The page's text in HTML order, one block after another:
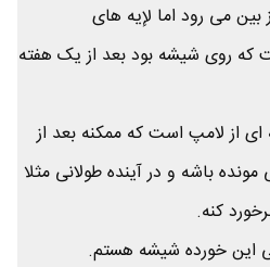
می رود اما لإیه های
که روی شیشه بود بعد از یک هفته
از لامپ است که ممکنه بعد از
باشه و در آینده طولانی مثلا
کنه.
این خورده شیشه هستم.